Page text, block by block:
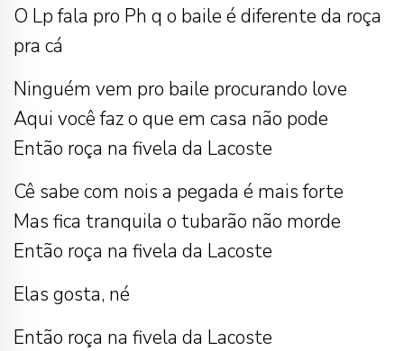
O Lp fala pro Ph q o baile é diferente da roça
pra cá
Ninguém vem pro baile procurando love
Aqui você faz o que em casa não pode
Então roça na fivela da Lacoste
Cê sabe com nois a pegada é mais forte
Mas fica tranquila o tubarão não morde
Então roça na fivela da Lacoste
Elas gosta, né
Então roça na fivela da Lacoste